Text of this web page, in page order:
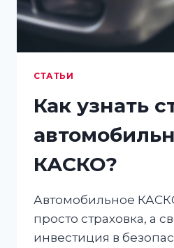
СТАТЬИ
Как узнать
КАСКО?
Автомобильное
просто страховка, а
инвестиция в